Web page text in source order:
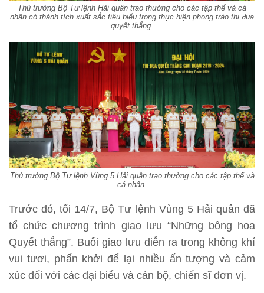
Thủ trưởng Bộ Tư lệnh Hải quân trao thưởng cho các tập thể và cá
nhân có thành tích xuất sắc tiêu biểu trong thực hiện phong trào thi đua
quyết thắng.
Thủ trưởng Bộ Tư lệnh Vùng 5 Hải quân trao thưởng cho các tập thể và
cá nhân.
Trước đó, tối 14/7, Bộ Tư lệnh Vùng 5 Hải quân đã
tổ chức chương trình giao lưu “Những bông hoa
Quyết thắng”. Buổi giao lưu diễn ra trong không khí
vui tươi, phấn khởi để lại nhiều ấn tượng và cảm
xúc đối với các đại biểu và cán bộ, chiến sĩ đơn vị.